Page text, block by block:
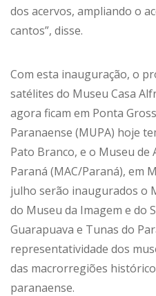
dos acervos, ampliando o
cantos”, disse.
Com esta inauguração, o
satélites do Museu Casa
agora ficam em Ponta
Paranaense (MUPA) hoje
Pato Branco, e o Museu
Paraná (MAC/Paraná), em
julho serão inaugurados o
do Museu da Imagem e do
Guarapuava e Tunas do
representatividade dos
das macrorregiões
paranaense.